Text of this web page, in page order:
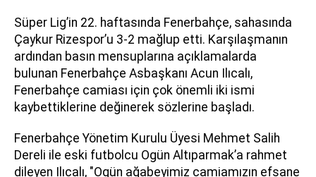
Süper Lig’in 22. haftasında Fenerbahçe, sahasında
Çaykur Rizespor’u 3-2 mağlup etti. Karşılaşmanın
ardından basın mensuplarına açıklamalarda
bulunan Fenerbahçe Asbaşkanı Acun Ilıcalı,
Fenerbahçe camiası için çok önemli iki ismi
kaybettiklerine değinerek sözlerine başladı.
Fenerbahçe Yönetim Kurulu Üyesi Mehmet Salih
Dereli ile eski futbolcu Ogün Altıparmak’a rahmet
dileyen Ilıcalı, "Ogün ağabeyimiz camiamızın efsane